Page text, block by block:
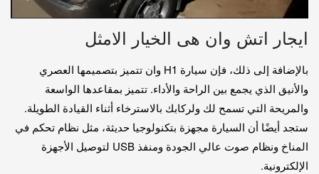
ايجار اتش وان هى الخيار الامثل
بالإضافة إلى ذلك، فإن سيارة H1 وان تتميز بتصميمها العصري
والأنيق الذي يجمع بين الراحة والأداء. تتميز بمقاعدها الواسعة
والمريحة التي تسمح لك ولركابك بالاسترخاء أثناء القيادة الطويلة.
ستجد أيضًا أن السيارة مجهزة بتكنولوجيا حديثة، مثل نظام تحكم في
المناخ ونظام صوت عالي الجودة ومنفذ USB لتوصيل الأجهزة
الإلكترونية.